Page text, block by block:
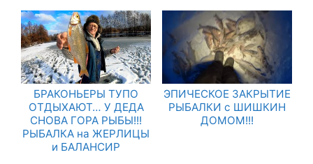
БРАКОНЬЕРЫ ТУПО
ОТДЫХАЮТ… У ДЕДА
СНОВА ГОРА РЫБЫ!!!
РЫБАЛКА на ЖЕРЛИЦЫ
и БАЛАНСИР
ЭПИЧЕСКОЕ ЗАКРЫТИЕ
РЫБАЛКИ с ШИШКИН
ДОМОМ!!!